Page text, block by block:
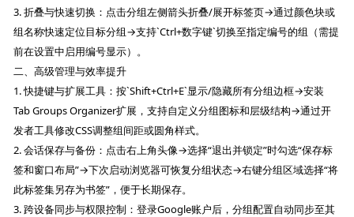
3. 折叠与快速切换：点击分组左侧箭头折叠/展开标签页→通过颜色块或
组名称快速定位目标分组→支持`Ctrl+数字键`切换至指定编号的组（需提
前在设置中启用编号显示）。
二、高级管理与效率提升
1. 快捷键与扩展工具：按`Shift+Ctrl+E`显示/隐藏所有分组边框→安装
Tab Groups Organizer扩展，支持自定义分组图标和层级结构→通过开
发者工具修改CSS调整组间距或圆角样式。
2. 会话保存与备份：点击右上角头像→选择“退出并锁定”时勾选“保存标
签和窗口布局”→下次启动浏览器可恢复分组状态→右键分组区域选择“将
此标签集另存为书签”，便于长期保存。
3. 跨设备同步与权限控制：登录Google账户后，分组配置自动同步至其